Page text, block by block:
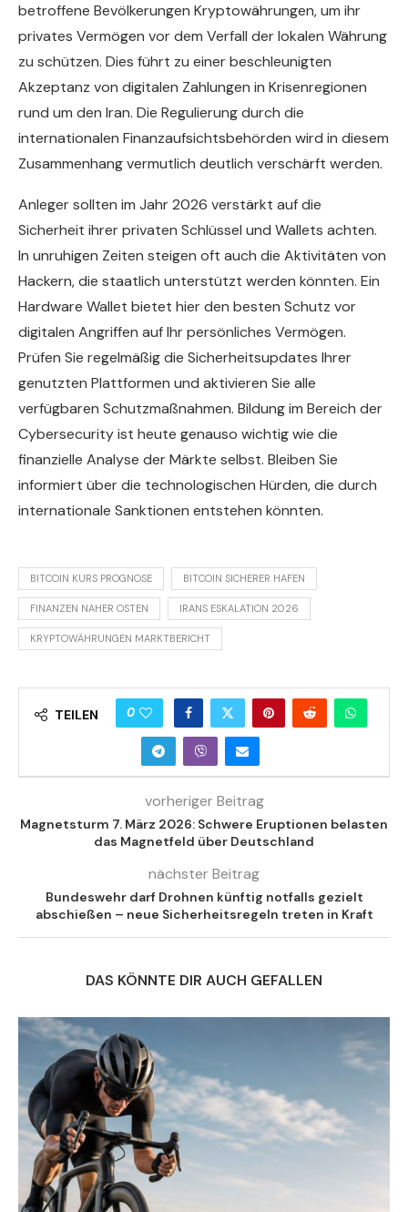
betroffene Bevölkerungen Kryptowährungen, um ihr
privates Vermögen vor dem Verfall der lokalen Währung
zu schützen. Dies führt zu einer beschleunigten
Akzeptanz von digitalen Zahlungen in Krisenregionen
rund um den Iran. Die Regulierung durch die
internationalen Finanzaufsichtsbehörden wird in diesem
Zusammenhang vermutlich deutlich verschärft werden.
Anleger sollten im Jahr 2026 verstärkt auf die
Sicherheit ihrer privaten Schlüssel und Wallets achten.
In unruhigen Zeiten steigen oft auch die Aktivitäten von
Hackern, die staatlich unterstützt werden könnten. Ein
Hardware Wallet bietet hier den besten Schutz vor
digitalen Angriffen auf Ihr persönliches Vermögen.
Prüfen Sie regelmäßig die Sicherheitsupdates Ihrer
genutzten Plattformen und aktivieren Sie alle
verfügbaren Schutzmaßnahmen. Bildung im Bereich der
Cybersecurity ist heute genauso wichtig wie die
finanzielle Analyse der Märkte selbst. Bleiben Sie
informiert über die technologischen Hürden, die durch
internationale Sanktionen entstehen könnten.
BITCOIN KURS PROGNOSE BITCOIN SICHERER HAFEN
FINANZEN NAHER OSTEN IRANS ESKALATION 2026
KRYPTOWÄHRUNGEN MARKTBERICHT
TEILEN 0
vorheriger Beitrag
Magnetsturm 7. März 2026: Schwere Eruptionen belasten
das Magnetfeld über Deutschland
nächster Beitrag
Bundeswehr darf Drohnen künftig notfalls gezielt
abschießen – neue Sicherheitsregeln treten in Kraft
DAS KÖNNTE DIR AUCH GEFALLEN